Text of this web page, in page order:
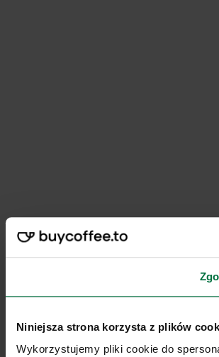
Niniejsza strona korzysta z plików
Wykorzystujemy pliki cookie do